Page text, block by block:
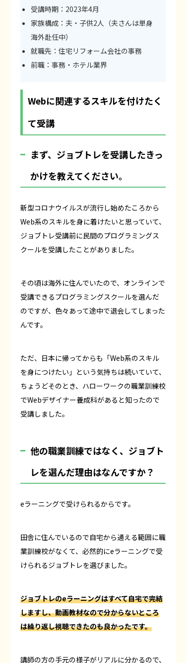
受講時期：2023年4月
家族構成：夫・子供2人（夫さんは単身
海外赴任中）
就職先：住宅リフォーム会社の事務
前職：事務・ホテル業界
Webに関連するスキルを付けたく
て受講
――まず、ジョブトレを受講したきっ
かけを教えてください。
新型コロナウイルスが流行し始めたころから
Web系のスキルを身に着けたいと思っていて、
ジョブトレ受講前に民間のプログラミングス
クールを受講したことがありました。
その頃は海外に住んでいたので、オンラインで
受講できるプログラミングスクールを選んだ
のですが、色々あって途中で退会してしまった
んです。
ただ、日本に帰ってからも「Web系のスキル
を身につけたい」という気持ちは続いていて、
ちょうどそのとき、ハローワークの職業訓練校
でWebデザイナー養成科があると知ったので
受講しました。
――他の職業訓練ではなく、ジョブト
レを選んだ理由はなんですか？
eラーニングで受けられるからです。
田舎に住んでいるので自宅から通える範囲に職
業訓練校がなくて、必然的にeラーニングで受
けられるジョブトレを選びました。
ジョブトレのeラーニングはすべて自宅で完結
しますし、動画教材なので分からないところ
は繰り返し視聴できたのも良かったです。
講師の方の手元の様子がリアルに分かるので、